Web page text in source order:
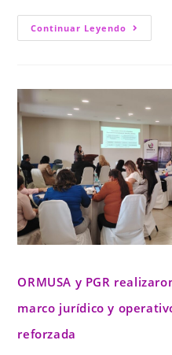
Continuar Leyendo
ORMUSA y PGR
marco jurídico y
reforzada